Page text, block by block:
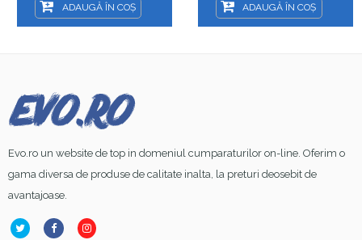
ADAUGĂ ÎN COȘ ADAUGĂ ÎN COȘ
Evo.ro un website de top in domeniul cumparaturilor on-line. Oferim o
gama diversa de produse de calitate inalta, la preturi deosebit de
avantajoase.